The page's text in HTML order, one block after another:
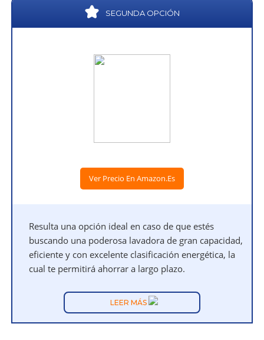
SEGUNDA OPCIÓN
Ver Precio En Amazon.es
Resulta una opción ideal en caso de que estés
buscando una poderosa lavadora de gran capacidad,
eficiente y con excelente clasificación energética, la
cual te permitirá ahorrar a largo plazo.
LEER MÁS